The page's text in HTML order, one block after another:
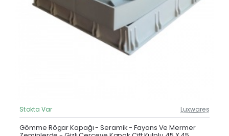
Güncel Fiyat
Çok Satan
Stokta Var Luxwares
Gömme Rögar Kapağı - Seramik - Fayans Ve Mermer